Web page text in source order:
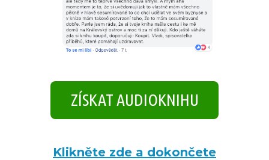
ZÍSKAT AUDIOKNIHU
Klikněte zde a dokončete